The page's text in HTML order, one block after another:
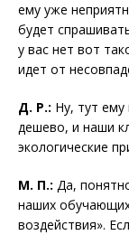
ему уже
будет
у вас нет вот
идет от
Д. Р.: Ну, тут ему
дешево, и наши
экологические
М. П.: Да,
наших
воздействия».